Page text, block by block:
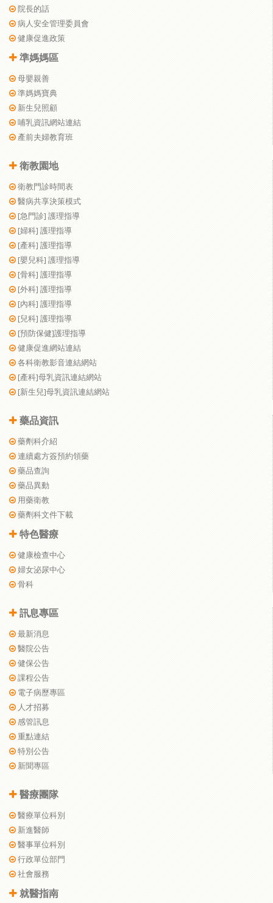
院長的話
病人安全管理委員會
健康促進政策
準媽媽區
母嬰親善
準媽媽寶典
新生兒照顧
哺乳資訊網站連結
產前夫婦教育班
衛教園地
衛教門診時間表
醫病共享決策模式
[急門診] 護理指導
[婦科] 護理指導
[產科] 護理指導
[嬰兒科] 護理指導
[骨科] 護理指導
[外科] 護理指導
[內科] 護理指導
[兒科] 護理指導
[預防保健]護理指導
健康促進網站連結
各科衛教影音連結網站
[產科]母乳資訊連結網站
[新生兒]母乳資訊連結網站
藥品資訊
藥劑科介紹
連續處方簽預約領藥
藥品查詢
藥品異動
用藥衛教
藥劑科文件下載
特色醫療
健康檢查中心
婦女泌尿中心
骨科
訊息專區
最新消息
醫院公告
健保公告
課程公告
電子病歷專區
人才招募
感管訊息
重點連結
特別公告
新聞專區
醫療團隊
醫療單位科別
新進醫師
醫事單位科別
行政單位部門
社會服務
就醫指南